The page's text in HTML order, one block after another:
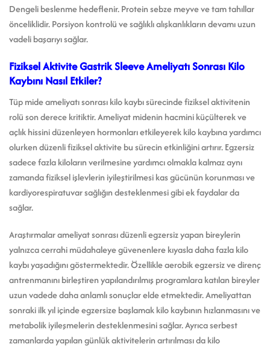
Dengeli beslenme hedeflenir. Protein sebze meyve ve tam tahıllar
önceliklidir. Porsiyon kontrolü ve sağlıklı alışkanlıkların devamı uzun
vadeli başarıyı sağlar.
Fiziksel Aktivite Gastrik Sleeve Ameliyatı Sonrası Kilo
Kaybını Nasıl Etkiler?
Tüp mide ameliyatı sonrası kilo kaybı sürecinde fiziksel aktivitenin
rolü son derece kritiktir. Ameliyat midenin hacmini küçülterek ve
açlık hissini düzenleyen hormonları etkileyerek kilo kaybına yardımcı
olurken düzenli fiziksel aktivite bu sürecin etkinliğini artırır. Egzersiz
sadece fazla kiloların verilmesine yardımcı olmakla kalmaz aynı
zamanda fiziksel işlevlerin iyileştirilmesi kas gücünün korunması ve
kardiyorespiratuvar sağlığın desteklenmesi gibi ek faydalar da
sağlar.
Araştırmalar ameliyat sonrası düzenli egzersiz yapan bireylerin
yalnızca cerrahi müdahaleye güvenenlere kıyasla daha fazla kilo
kaybı yaşadığını göstermektedir. Özellikle aerobik egzersiz ve direnç
antrenmanını birleştiren yapılandırılmış programlara katılan bireyler
uzun vadede daha anlamlı sonuçlar elde etmektedir. Ameliyattan
sonraki ilk yıl içinde egzersize başlamak kilo kaybının hızlanmasını ve
metabolik iyileşmelerin desteklenmesini sağlar. Ayrıca serbest
zamanlarda yapılan günlük aktivitelerin artırılması da kilo